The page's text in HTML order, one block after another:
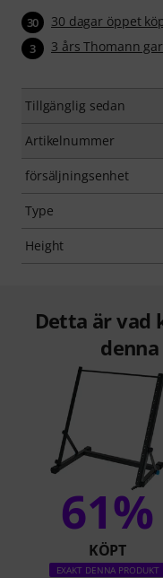
30 30 dagar öppet
3 3 års Thomann
Tillgänglig sedan
Artikelnummer
försäljningsenhet
Type
Height
Detta är vad
61%
KÖPT
EXAKT DENNA PRODUKT